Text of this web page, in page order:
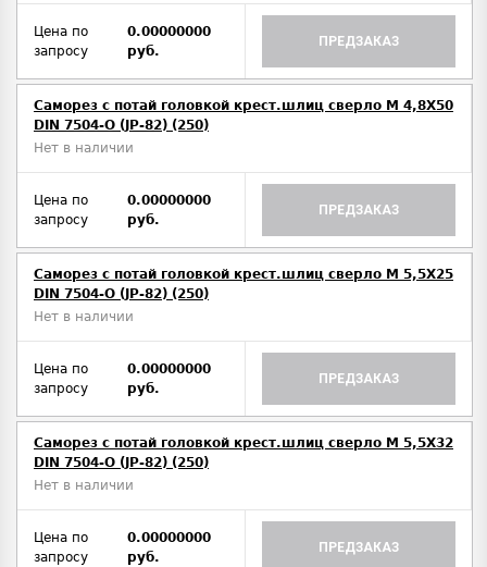
Цена по
запросу
0.00000000
руб.
ПРЕДЗАКАЗ
Саморез с потай головкой крест.шлиц сверло М 4,8Х50
DIN 7504-O (JP-82) (250)
Нет в наличии
Цена по
запросу
0.00000000
руб.
ПРЕДЗАКАЗ
Саморез с потай головкой крест.шлиц сверло М 5,5Х25
DIN 7504-O (JP-82) (250)
Нет в наличии
Цена по
запросу
0.00000000
руб.
ПРЕДЗАКАЗ
Саморез с потай головкой крест.шлиц сверло М 5,5Х32
DIN 7504-O (JP-82) (250)
Нет в наличии
Цена по
запросу
0.00000000
руб.
ПРЕДЗАКАЗ